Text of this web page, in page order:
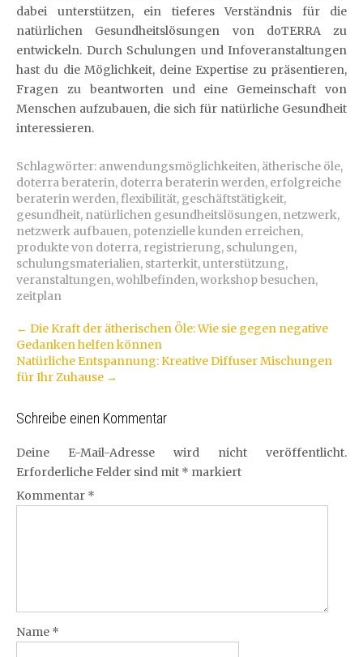
dabei unterstützen, ein tieferes Verständnis für die
natürlichen Gesundheitslösungen von doTERRA zu
entwickeln. Durch Schulungen und Infoveranstaltungen
hast du die Möglichkeit, deine Expertise zu präsentieren,
Fragen zu beantworten und eine Gemeinschaft von
Menschen aufzubauen, die sich für natürliche Gesundheit
interessieren.
Schlagwörter: anwendungsmöglichkeiten, ätherische öle,
doterra beraterin, doterra beraterin werden, erfolgreiche
beraterin werden,flexibilität, geschäftstätigkeit,
gesundheit, natürlichen gesundheitslösungen, netzwerk,
netzwerk aufbauen, potenzielle kunden erreichen,
produkte von doterra, registrierung, schulungen,
schulungsmaterialien, starterkit,unterstützung,
veranstaltungen,wohlbefinden,workshop besuchen,
zeitplan
Artikel-
Navigation
← Die Kraft der ätherischen Öle: Wie sie gegen negative
Gedanken helfen können
Natürliche Entspannung: Kreative Diffuser Mischungen
für Ihr Zuhause →
Schreibe einen Kommentar
Deine E-Mail-Adresse wird nicht veröffentlicht.
Erforderliche Felder sind mit * markiert
Kommentar *
Name *